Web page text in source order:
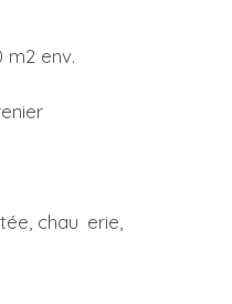
m2 env.
chau erie,